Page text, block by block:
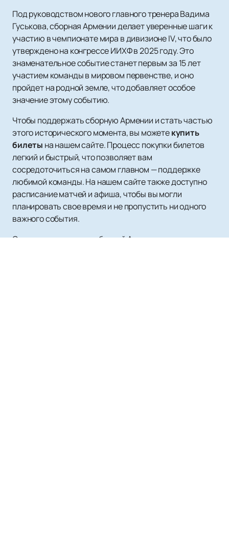
Под руководством нового главного тренера Вадима
Гуськова, сборная Армении делает уверенные шаги к
участию в чемпионате мира в дивизионе IV, что было
утверждено на конгрессе ИИХФ в 2025 году. Это
знаменательное событие станет первым за 15 лет
участием команды в мировом первенстве, и оно
пройдет на родной земле, что добавляет особое
значение этому событию.
Чтобы поддержать сборную Армении и стать частью
этого исторического момента, вы можетекупить
билеты на нашем сайте. Процесс покупки билетов
легкий и быстрый, что позволяет вам
сосредоточиться на самом главном — поддержке
любимой команды. На нашем сайте также доступно
расписание матчей и афиша, чтобы вы могли
планировать свое время и не пропустить ни одного
важного события.
Следите за успехами сборной Армении по хоккею и